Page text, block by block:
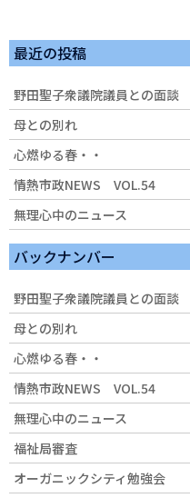
最近の投稿
野田聖子衆議院議員との面談
母との別れ
心燃ゆる春・・
情熱市政NEWS VOL.54
無理心中のニュース
バックナンバー
野田聖子衆議院議員との面談
母との別れ
心燃ゆる春・・
情熱市政NEWS VOL.54
無理心中のニュース
福祉局審査
オーガニックシティ勉強会